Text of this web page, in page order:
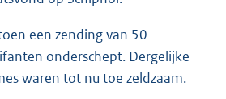
een zending van 50
onderschept. Dergelijke
waren tot nu toe zeldzaam.